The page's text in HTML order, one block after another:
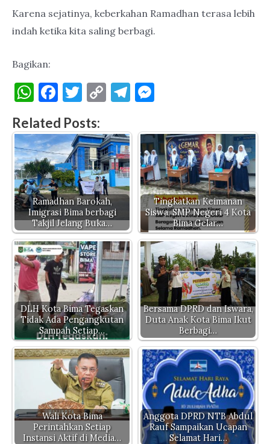
Karena sejatinya, keberkahan Ramadhan terasa lebih
indah ketika kita saling berbagi.
Bagikan:
W
at
s
A
p
p
F
a
c
e
b
o
o
k
T
it
te
r
C
p
y
Li
n
k
T
e
gr
m
se
n
g
er
Related Posts:
Ramadhan Barokah,
Imigrasi Bima berbagi
Takjil Jelang Buka…
Tingkatkan Keimanan
Siswa, SMP Negeri 4 Kota
Bima Gelar…
DLH Kota Bima Tegaskan
Tidak Ada Pengangkutan
Sampah Setiap…
Bersama DPRD dan Iswara,
Duta Anak Kota Bima Ikut
Berbagi…
Wali Kota Bima
Perintahkan Setiap
Instansi Aktif di Media…
Anggota DPRD NTB Abdul
Rauf Sampaikan Ucapan
Selamat Hari…